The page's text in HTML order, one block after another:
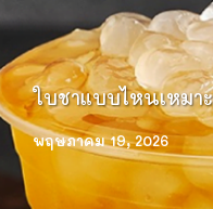
ายดี
ใบชาแบบไหนเหม
พฤษภาคม 19, 2026